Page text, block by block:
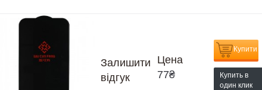
Залишити
відгук
Цена
77₴
Купити
Купить в
один клик